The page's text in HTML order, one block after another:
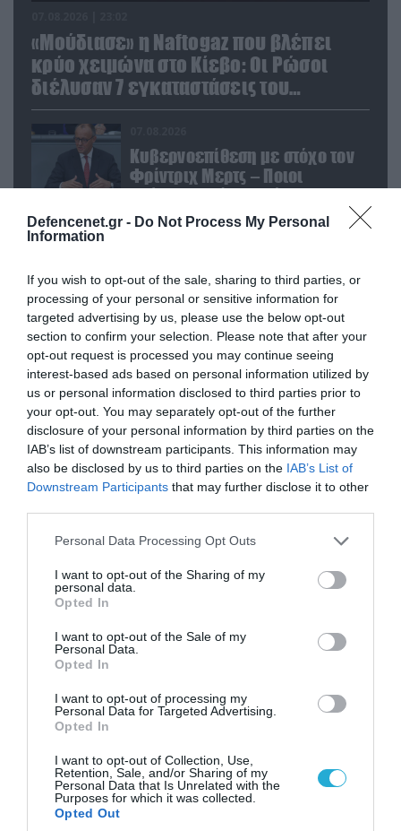
Defencenet.gr - Do Not Process My Personal
Information
If you wish to opt-out of the sale, sharing to third parties, or
processing of your personal or sensitive information for
targeted advertising by us, please use the below opt-out
section to confirm your selection. Please note that after your
opt-out request is processed you may continue seeing
interest-based ads based on personal information utilized by
us or personal information disclosed to third parties prior to
your opt-out. You may separately opt-out of the further
disclosure of your personal information by third parties on the
IAB’s list of downstream participants. This information may
also be disclosed by us to third parties on the IAB’s List of
Downstream Participants that may further disclose it to other
Please note that this website/app uses one or more Google
not limited to your visit or usage behaviour. You may click to
grant or deny consent to Google and its third-party tags to
use your data for below specified purposes in below Google
consent section.
Personal Data Processing Opt Outs
I want to opt-out of the Sharing of my
personal data.
Opted In
I want to opt-out of the Sale of my
Personal Data.
Opted In
I want to opt-out of processing my
Personal Data for Targeted Advertising.
Opted In
I want to opt-out of Collection, Use,
Retention, Sale, and/or Sharing of my
Personal Data that Is Unrelated with the
Purposes for which it was collected.
Opted Out
«Μούδιασε» η Naftogaz που βλέπει
κρύο χειμώνα στο Κίεβο: Οι Ρώσοι
διέλυσαν 7 εγκαταστάσεις του
ουκρανικού κολοσσού!
Κυβερνοεπίθεση με στόχο τον
Φρίντριχ Μερτς – Ποιοι
κρύβονται πίσω από το
παραποιημένο βίντεο
Σερβία και θα συναντηθεί με τον
Α.Βούτσιτς – Όλα τα βλέμματα
στις σχέσεις με τη Ρωσία
07.08.2026
Νέα ρωσικά πλήγματα σε πλοία
και λιμενικές εγκαταστάσεις
της Ουκρανίας – Δύο νεκροί στην
Κριμαία
07.08.2026
Ο Γιάννης Αλαφούζος
«τέλειωσε» τον Κωνσταντίνο
POPULAR 24H
07.08.2026 | 01:02